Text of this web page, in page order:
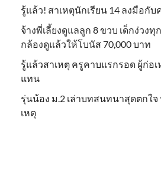
รู้แล้ว! สาเหตุนักเรียน 14 ลงมือกั
จ้างพี่เลี้ยงดูแลลูก 8 ขวบ เด็กง่วง
กล้องดูแล้วให้โบนัส 70,000 บาท
รู้แล้วสาเหตุ ครูคาบแรกรอด ผู้ก่อ
แทน
รุ่นน้อง ม.2 เล่าบทสนทนาสุดตกใ
เหตุ